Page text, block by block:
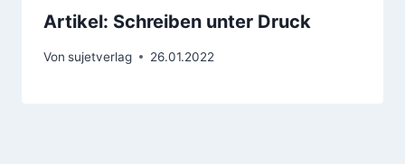
Artikel: Schreiben unter Druck
Von sujetverlag 26.01.2022